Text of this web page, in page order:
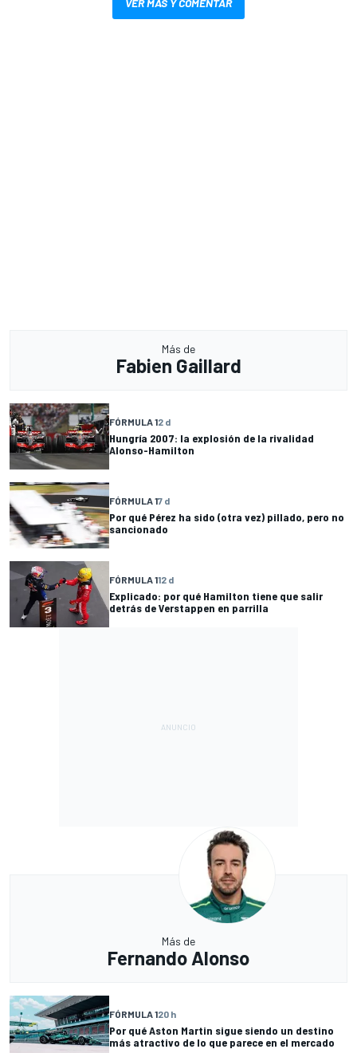
Más de
Fabien Gaillard
FÓRMULA 12 d
Hungría 2007: la explosión de la rivalidad
Alonso-Hamilton
FÓRMULA 17 d
Por qué Pérez ha sido (otra vez) pillado, pero no
sancionado
FÓRMULA 112 d
Explicado: por qué Hamilton tiene que salir
detrás de Verstappen en parrilla
Más de
Fernando Alonso
FÓRMULA 120 h
Por qué Aston Martin sigue siendo un destino
más atractivo de lo que parece en el mercado